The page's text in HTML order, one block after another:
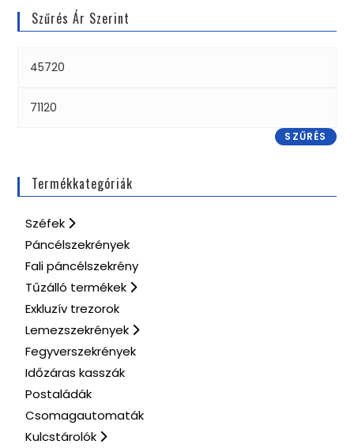
Szűrés Ár Szerint
SZŰRÉS
Termékkategóriák
Széfek
Páncélszekrények
Fali páncélszekrény
Tűzálló termékek
Exkluzív trezorok
Lemezszekrények
Fegyverszekrények
Időzáras kasszák
Postaládák
Csomagautomaták
Kulcstárolók